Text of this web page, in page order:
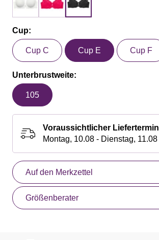
Cup:
Cup C Cup E Cup F
Unterbrustweite:
105
Voraussichtlicher Liefertermin
Montag, 10.08 - Dienstag, 11.08
Auf den Merkzettel
Größenberater